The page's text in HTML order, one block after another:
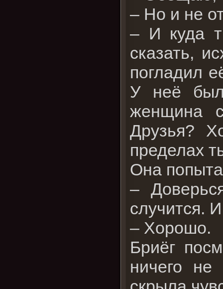
– Но и не
– И куда
сказать,
погладил
У неё
женщина
Друзья?
пределах
Она
–
случится.
– Хорошо.
Бриёг
ничего